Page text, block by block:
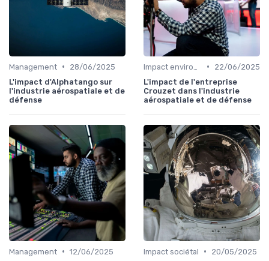
Management •
28/06/2025
L'impact d'Alphatango sur
l'industrie aérospatiale et de
défense
•
22/06/2025
L'impact de l'entreprise
Crouzet dans l'industrie
aérospatiale et de défense
Management • 12/06/2025
Impact sociétal •
20/05/2025